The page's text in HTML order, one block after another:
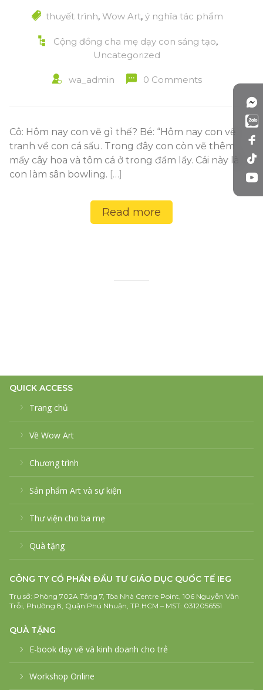
thuyết trình, Wow Art, ý nghĩa tác phẩm
Cộng đồng cha mẹ dạy con sáng tạo,
Uncategorized
wa_admin 0 Comments
Cô: Hôm nay con vẽ gì thế? Bé: “Hôm nay con vẽ
tranh về con cá sấu. Trong đây con còn vẽ thêm
mấy cây hoa và tôm cá ở trong đầm lầy. Cái này là
con làm sân bowling. […]
Read more
QUICK ACCESS
Trang chủ
Về Wow Art
Chương trình
Sản phẩm Art và sự kiện
Thư viện cho ba mẹ
Quà tặng
CÔNG TY CỔ PHẦN ĐẦU TƯ GIÁO DỤC QUỐC TẾ IEG
Trụ sở: Phòng 702A Tầng 7, Tòa Nhà Centre Point, 106 Nguyễn Văn
Trỗi, Phường 8, Quận Phú Nhuận, TP.HCM – MST: 0312056551
QUÀ TẶNG
E-book dạy vẽ và kinh doanh cho trẻ
Workshop Online